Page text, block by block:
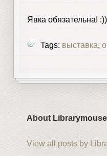
Явка обязательна! :))
Tags: выставка,
About Librarymouse
View all posts by